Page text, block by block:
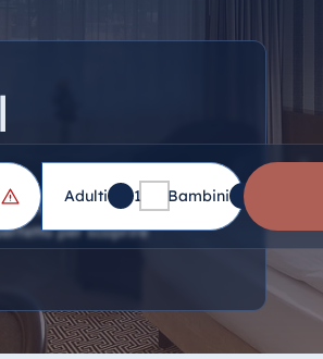
centro della città e a pochi
per scoprire
Adulti 1 Bambini